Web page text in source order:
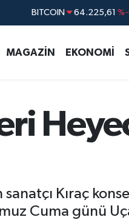
DOLAR
STERLİN
MAGAZİN EKONOMİ
Kıraç
Cuma günü